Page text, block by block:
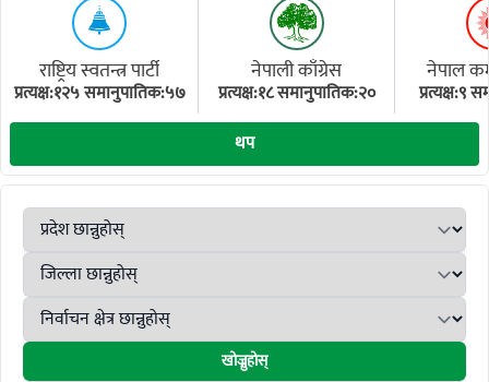
राष्ट्रिय स्वतन्त्र पार्टी
प्रत्यक्ष:१२५ समानुपातिक:५७
नेपाली काँग्रेस
प्रत्यक्ष:१८ समानुपातिक:२०
नेपाल
प्रत्यक्ष:९
थप
खोज्नुहोस्